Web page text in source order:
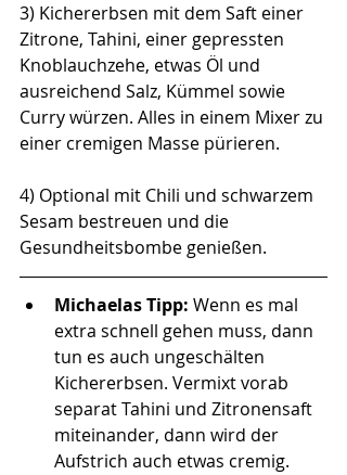
3) Kichererbsen mit dem Saft einer
Zitrone, Tahini, einer gepressten
Knoblauchzehe, etwas Öl und
ausreichend Salz, Kümmel sowie
Curry würzen. Alles in einem Mixer zu
einer cremigen Masse pürieren.
4) Optional mit Chili und schwarzem
Sesam bestreuen und die
Gesundheitsbombe genießen.
Michaelas Tipp: Wenn es mal
extra schnell gehen muss, dann
tun es auch ungeschälten
Kichererbsen. Vermixt vorab
separat Tahini und Zitronensaft
miteinander, dann wird der
Aufstrich auch etwas cremig.